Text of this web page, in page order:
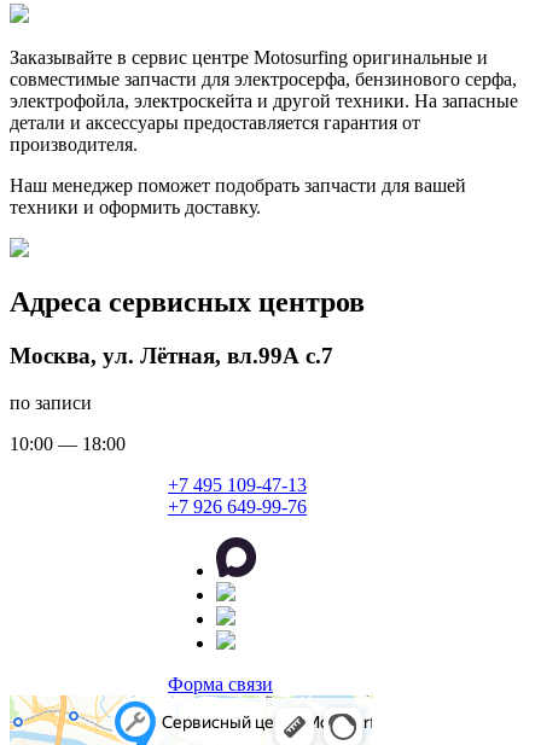
Заказывайте в сервис центре Motosurfing оригинальные и
совместимые запчасти для электросерфа, бензинового серфа,
электрофойла, электроскейта и другой техники. На запасные
детали и аксессуары предоставляется гарантия от
производителя.
Наш менеджер поможет подобрать запчасти для вашей
техники и оформить доставку.
Адреса сервисных центров
Москва, ул. Лётная, вл.99А с.7
по записи
10:00 — 18:00
+7 495 109-47-13
+7 926 649-99-76
Форма связи